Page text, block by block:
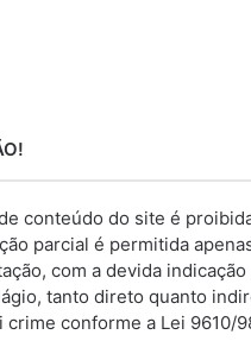
conteúdo do site é
parcial é permitida
com a devida indicação
tanto direto quanto
crime conforme a Lei 9610/